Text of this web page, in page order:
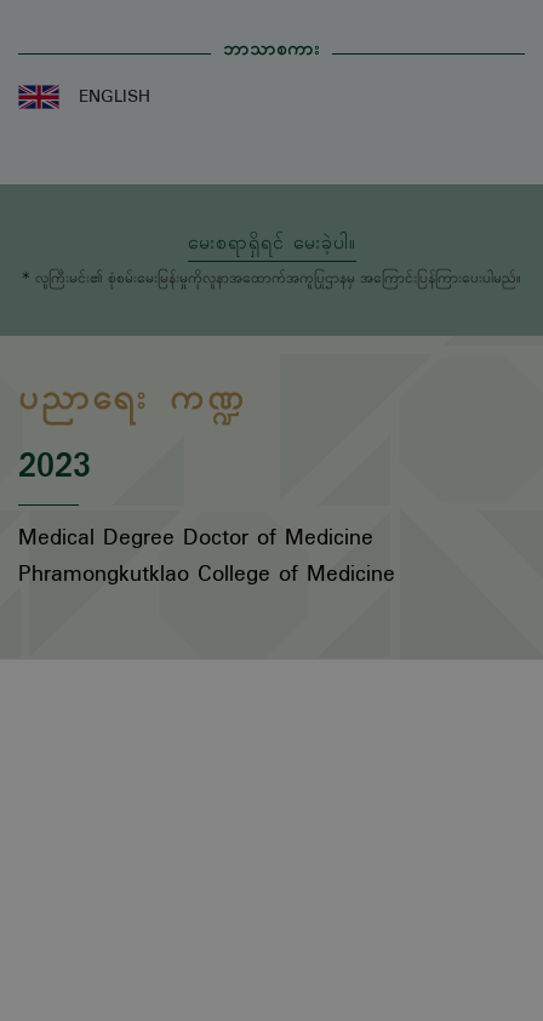
ဘာသာစကား
ENGLISH
မေးစရာရှိရင် မေးခဲ့ပါ။
* လူကြီးမင်း၏ စုံစမ်းမေးမြန်းမှုကိုလူနာအထောက်အကူပြုဌာနမှ အကြောင်းပြန်ကြားပေးပါမည်။
ပညာရေး ကဏ္ဍ
2023
Medical Degree Doctor of Medicine
Phramongkutklao College of Medicine